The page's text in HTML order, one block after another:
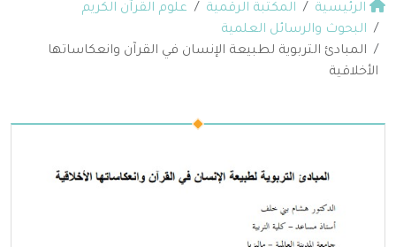
الرئيسية المكتبة الرقمية
علوم القرآن الكريم
البحوث والرسائل العلمية
المبادئ التربوية لطبيعة الإنسان في القرآن وانعكاساتها
الأخلاقية